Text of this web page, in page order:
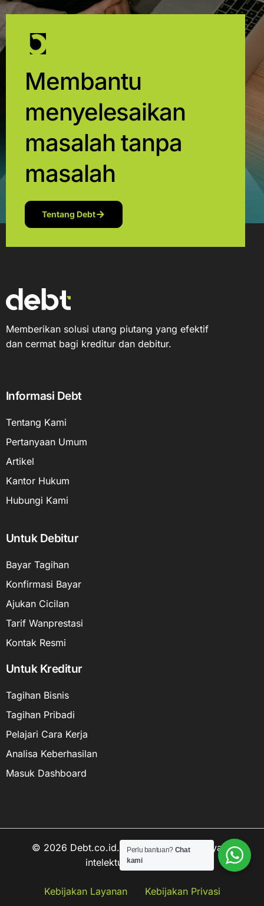
Membantu
menyelesaikan
masalah tanpa
masalah
Tentang Debt
Memberikan solusi utang piutang yang efektif
dan cermat bagi kreditur dan debitur.
Informasi Debt
Tentang Kami
Pertanyaan Umum
Artikel
Kantor Hukum
Hubungi Kami
Untuk Debitur
Bayar Tagihan
Konfirmasi Bayar
Ajukan Cicilan
Tarif Wanprestasi
Kontak Resmi
Untuk Kreditur
Tagihan Bisnis
Tagihan Pribadi
Pelajari Cara Kerja
Analisa Keberhasilan
Masuk Dashboard
© 2026 Debt.co.id. Hak cipta data kekayaan
intelektual dilindungi.
Kebijakan Layanan Kebijakan Privasi
Hubungi kami
Perlu bantuan? Chat
kami